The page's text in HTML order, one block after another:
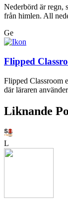
Nederbörd är regn,
från himlen. All
Ge
Flipped
Flipped Classroom
där läraren
Liknande
L